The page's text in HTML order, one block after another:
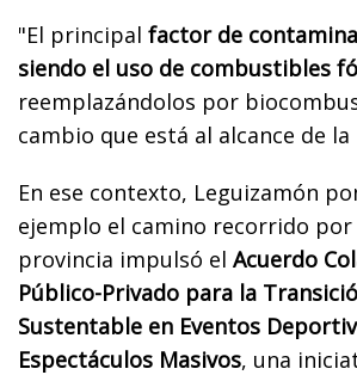
"El principal factor de
siendo el uso de combustibles
reemplazándolos por
cambio que está al alcance de la
En ese contexto, Leguizamón
ejemplo el camino recorrido por
provincia impulsó el Acuerdo
Público-Privado para la
Sustentable en Eventos
Espectáculos Masivos, una